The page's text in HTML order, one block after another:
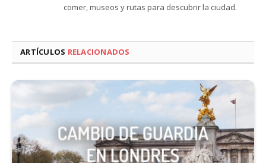
comer, museos y rutas para descubrir la ciudad.
ARTÍCULOS RELACIONADOS